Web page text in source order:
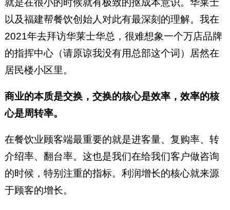
就是在很小的时候就有极致的抠成本意识。华莱士
以及福建帮餐饮创始人对此有最深刻的理解。我在
2021年去拜访华莱士华总，很难想象一个万店品牌
的指挥中心（请原谅我没有用总部这个词）居然在
居民楼小区里。
商业的本质是交换，交换的核心是效率，效率的核
心是周转率。
在餐饮业顾客端最重要的就是进客量、复购率、转
介绍率、翻台率。这也是我们在给我们客户做咨询
的时候，特别注重的指标。利润增长的核心就来源
于顾客的增长。